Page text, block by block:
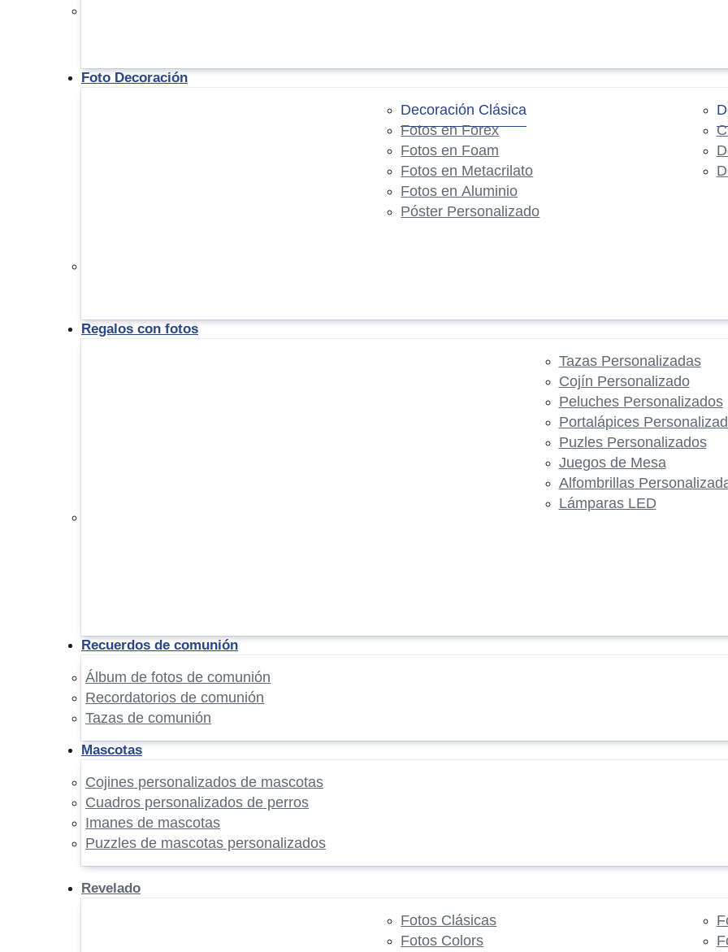
Foto Decoración
Decoración Clásica
Fotos en Forex
Fotos en Foam
Fotos en Metacrilato
Fotos en Aluminio
Póster Personalizado
Regalos con fotos
Tazas Personalizadas
Cojín Personalizado
Peluches Personalizados
Portalápices
Puzles Personalizados
Juegos de Mesa
Alfombrillas
Lámparas LED
Recuerdos de comunión
Álbum de fotos de comunión
Recordatorios de comunión
Tazas de comunión
Mascotas
Cojines personalizados de mascotas
Cuadros personalizados de perros
Imanes de mascotas
Puzzles de mascotas personalizados
Revelado
Fotos Clásicas
Fotos Colors